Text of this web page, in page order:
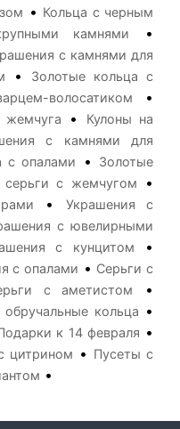
• Кольца с черным
камнями •
с камнями для
•
Золотые кольца с
волосатиком •
жемчуга •
Кулоны на
с камнями для
с опалами •
Золотые
серьги с жемчугом •
•
Украшения с
с ювелирными
с кунцитом •
с опалами • Серьги с
с аметистом •
кольца •
к 14 февраля •
цитрином • Пусеты с
•